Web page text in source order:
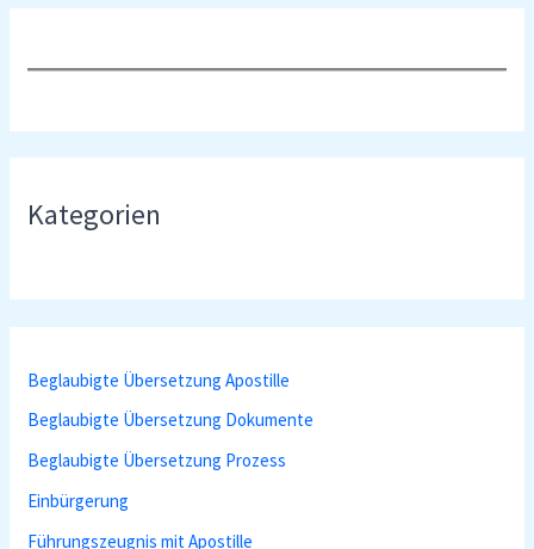
Kategorien
Beglaubigte Übersetzung Apostille
Beglaubigte Übersetzung Dokumente
Beglaubigte Übersetzung Prozess
Einbürgerung
Führungszeugnis mit Apostille